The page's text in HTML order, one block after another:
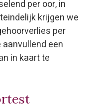
per oor, in
krijgen we
per
een
in kaart te